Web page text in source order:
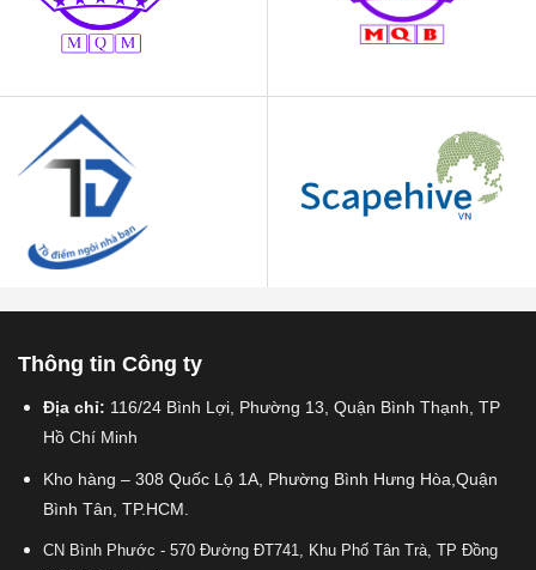
Thông tin Công ty
Địa chỉ: 116/24 Bình Lợi, Phường 13, Quận Bình Thạnh, TP
Hồ Chí Minh
Kho hàng – 308 Quốc Lộ 1A, Phường Bình Hưng Hòa,Quận
Bình Tân, TP.HCM.
CN Bình Phước - 570 Đường ĐT741, Khu Phố Tân Trà, TP Đồng